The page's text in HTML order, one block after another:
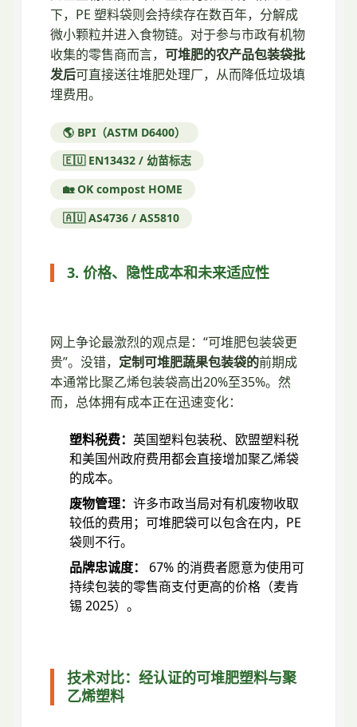
下，PE 塑料袋则会持续存在数百年，分解成
微小颗粒并进入食物链。对于参与市政有机物
收集的零售商而言， 可堆肥的农产品包装袋批
发后可直接送往堆肥处理厂，从而降低垃圾填
埋费用。
🌎 BPI（ASTM D6400）
🇪🇺 EN13432 / 幼苗标志
🏡 OK compost HOME
🇦🇺 AS4736 / AS5810
3. 价格、隐性成本和未来适应性
网上争论最激烈的观点是：“可堆肥包装袋更
贵”。没错， 定制可堆肥蔬果包装袋的前期成
本通常比聚乙烯包装袋高出20%至35%。然
而，总体拥有成本正在迅速变化：
塑料税费： 英国塑料包装税、欧盟塑料税
和美国州政府费用都会直接增加聚乙烯袋
的成本。
废物管理： 许多市政当局对有机废物收取
较低的费用；可堆肥袋可以包含在内，PE
袋则不行。
品牌忠诚度：
67% 的消费者愿意为使用可
持续包装的零售商支付更高的价格（麦肯
锡 2025）。
技术对比：经认证的可堆肥塑料与聚
乙烯塑料